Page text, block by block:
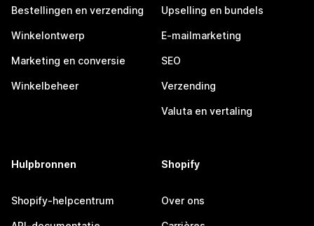
Bestellingen en verzending
Winkelontwerp
Marketing en conversie
Winkelbeheer
Upselling en bundels
E-mailmarketing
SEO
Verzending
Valuta en vertaling
Hulpbronnen
Shopify-helpcentrum
Shopify
Over ons